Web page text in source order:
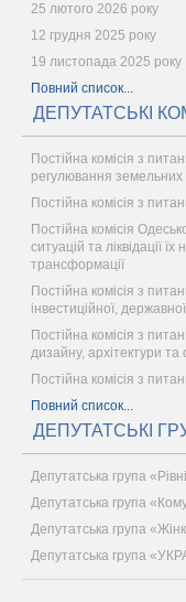
25 лютого 2026 року
12 грудня 2025 року
19 листопада 2025 року
Повний список...
ДЕПУТАТСЬКІ
Постійна комісія з
регулювання земельних
Постійна комісія з
Постійна комісія
ситуацій та ліквідації
трансформації
Постійна комісія з
інвестиційної,
Постійна комісія з
дизайну, архітектури
Постійна комісія з
Повний список...
ДЕПУТАТСЬКІ
Депутатська група
Депутатська група
Депутатська група
Депутатська група